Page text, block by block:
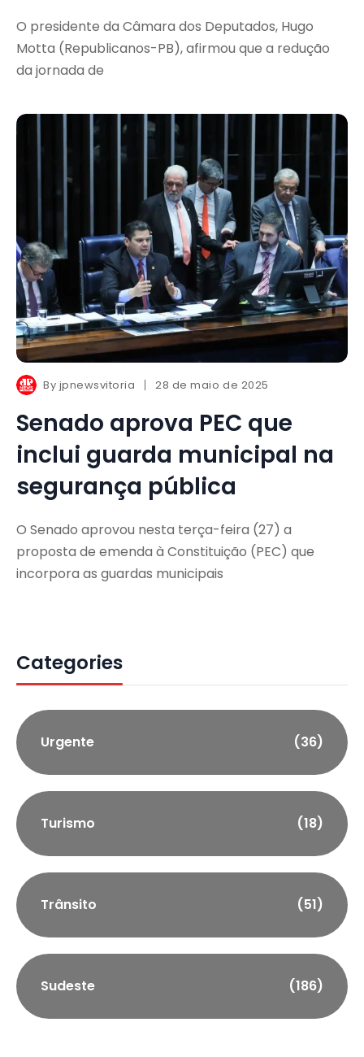
O presidente da Câmara dos Deputados, Hugo
Motta (Republicanos-PB), afirmou que a redução
da jornada de
By jpnewsvitoria 28 de maio de 2025
Senado aprova PEC que
inclui guarda municipal na
segurança pública
O Senado aprovou nesta terça-feira (27) a
proposta de emenda à Constituição (PEC) que
incorpora as guardas municipais
Categories
Urgente (36)
Turismo (18)
Trânsito (51)
Sudeste (186)